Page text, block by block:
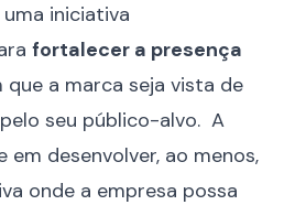
uma iniciativa
fortalecer a presença
que a marca seja vista de
seu público-alvo. A
desenvolver, ao menos,
onde a empresa possa